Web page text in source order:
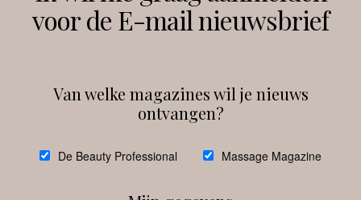
Instagram Facebook
debeautyprofessional
voor de E-mail nieuwsbrief
Van welke magazines wil je nieuws
ontvangen?
De Beauty Professional Massage Magazine